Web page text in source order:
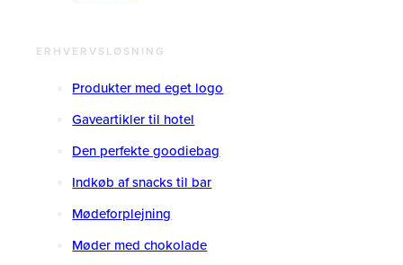
ERHVERVSLØSNING
Produkter med eget logo
Gaveartikler til hotel
Den perfekte goodiebag
Indkøb af snacks til bar
Mødeforplejning
Møder med chokolade